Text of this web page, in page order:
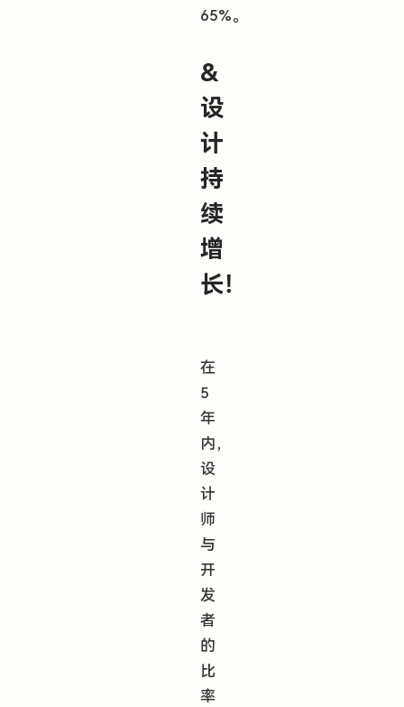
65%。
&
设
计
持
续
增
长！
在
5
年
内，
设
计
师
与
开
发
者
的
比
率